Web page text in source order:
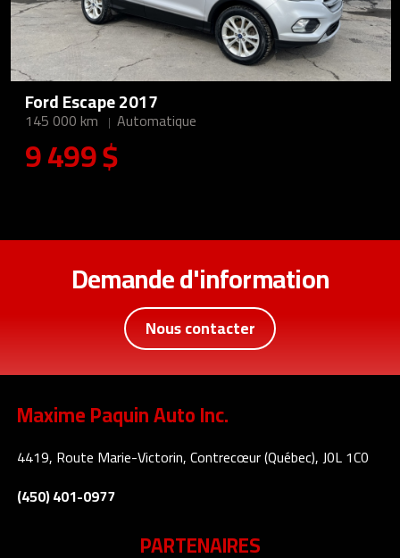
Ford Escape 2017
145 000 km Automatique
9 499 $
Demande d'information
Nous contacter
Maxime Paquin Auto Inc.
4419, Route Marie-Victorin, Contrecœur (Québec), J0L 1C0
(450) 401-0977
PARTENAIRES